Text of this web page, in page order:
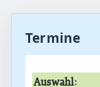
Termine